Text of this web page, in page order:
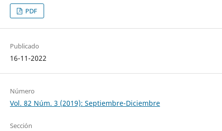
PDF
Publicado
16-11-2022
Número
Vol. 82 Núm. 3 (2019): Septiembre-Diciembre
Sección